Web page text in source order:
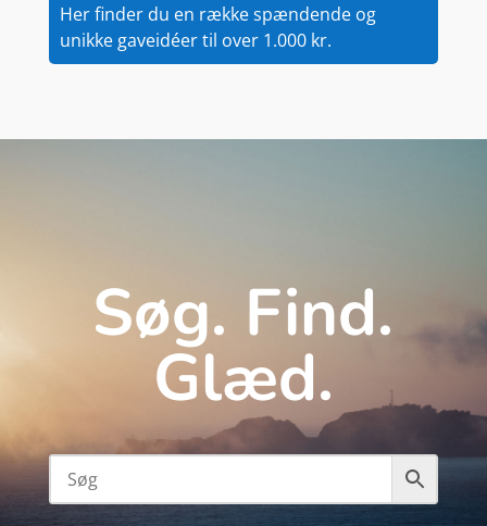
Her finder du en række spændende og
unikke gaveidéer til over 1.000 kr.
Søg. Find.
Glæd.